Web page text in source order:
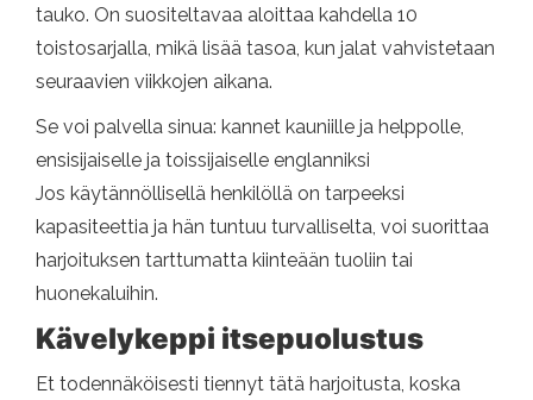
tauko. On suositeltavaa aloittaa kahdella 10
toistosarjalla, mikä lisää tasoa, kun jalat vahvistetaan
seuraavien viikkojen aikana.
Se voi palvella sinua: kannet kauniille ja helppolle,
ensisijaiselle ja toissijaiselle englanniksi
Jos käytännöllisellä henkilöllä on tarpeeksi
kapasiteettia ja hän tuntuu turvalliselta, voi suorittaa
harjoituksen tarttumatta kiinteään tuoliin tai
huonekaluihin.
Kävelykeppi itsepuolustus
Et todennäköisesti tiennyt tätä harjoitusta, koska